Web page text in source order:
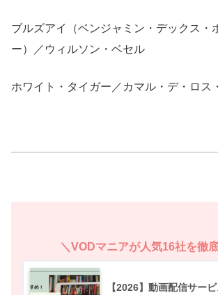
ブルズアイ（ベンジャミン・デックス・
ー）／ウィルソン・ベセル
ホワイト・タイガー／カマル・デ・ロス
＼VODマニアが人気16社を徹
【2026】動画配信サー